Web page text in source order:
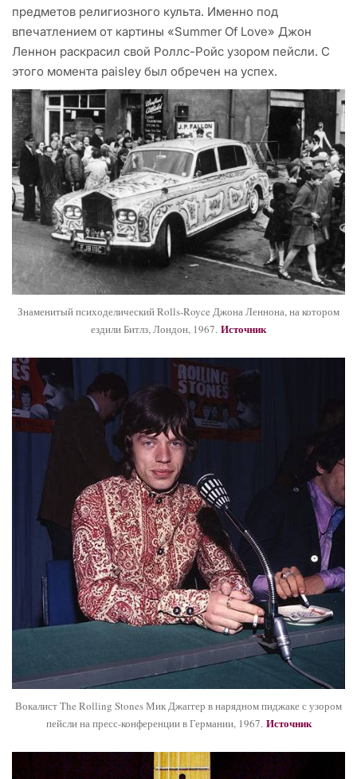
предметов религиозного культа. Именно под
впечатлением от картины «Summer Of Love» Джон
Леннон раскрасил свой Роллс-Ройс узором пейсли. С
этого момента paisley был обречен на успех.
Знаменитый психоделический Rolls-Royce Джона Леннона, на котором
ездили Битлз, Лондон, 1967. Источник
Вокалист The Rolling Stones Мик Джаггер в нарядном пиджаке с узором
пейсли на пресс-конференции в Германии, 1967. Источник